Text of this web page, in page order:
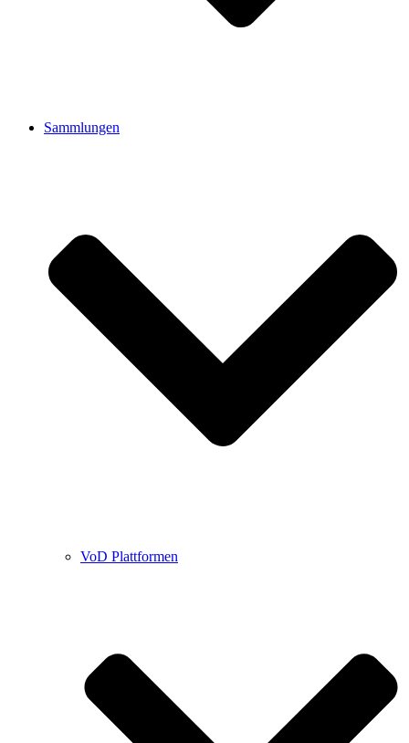
Sammlungen
VoD Plattformen